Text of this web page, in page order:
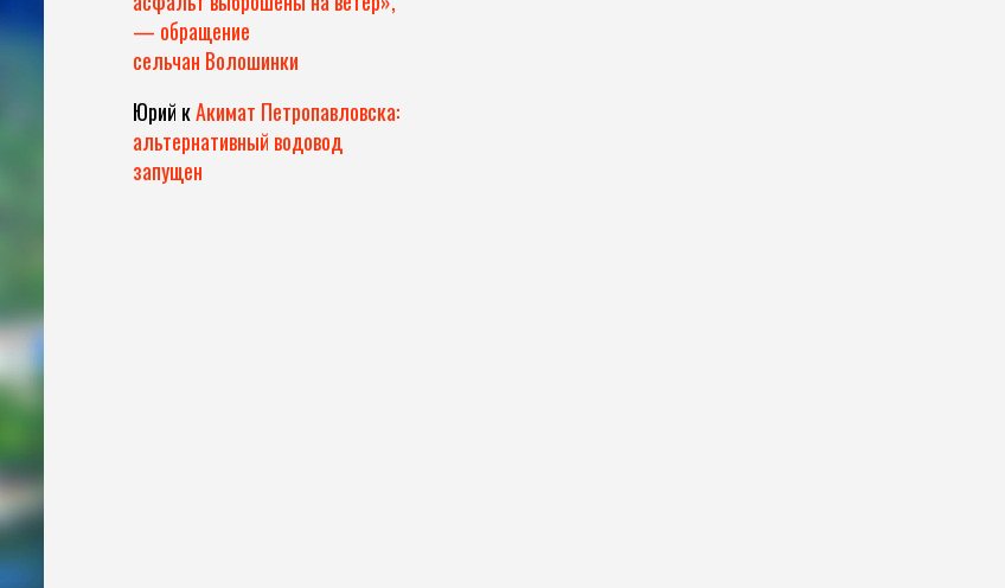
— обращение
сельчан Волошинки
Юрий кАкимат Петропавловска:
альтернативный водовод
запущен